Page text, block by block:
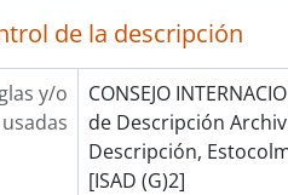
de la descripción
y/o
CONSEJO
de Descripción
Descripción,
[ISAD (G)2]